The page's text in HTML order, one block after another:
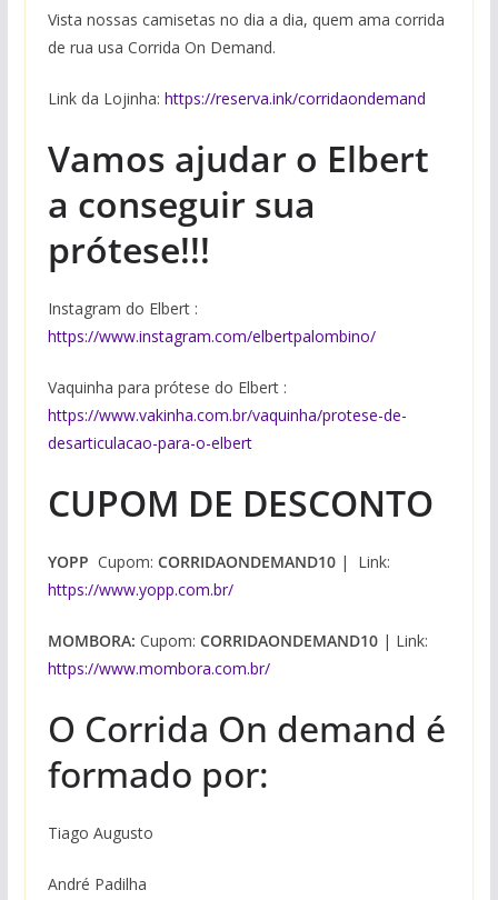
Vista nossas camisetas no dia a dia, quem ama corrida
de rua usa Corrida On Demand.
Link da Lojinha: https://reserva.ink/corridaondemand
Vamos ajudar o Elbert
a conseguir sua
prótese!!!
Instagram do Elbert :
https://www.instagram.com/elbertpalombino/
Vaquinha para prótese do Elbert :
https://www.vakinha.com.br/vaquinha/protese-de-
desarticulacao-para-o-elbert
CUPOM DE DESCONTO
YOPP Cupom: CORRIDAONDEMAND10| Link:
https://www.yopp.com.br/
MOMBORA: Cupom: CORRIDAONDEMAND10| Link:
https://www.mombora.com.br/
O Corrida On demand é
formado por:
Tiago Augusto
André Padilha